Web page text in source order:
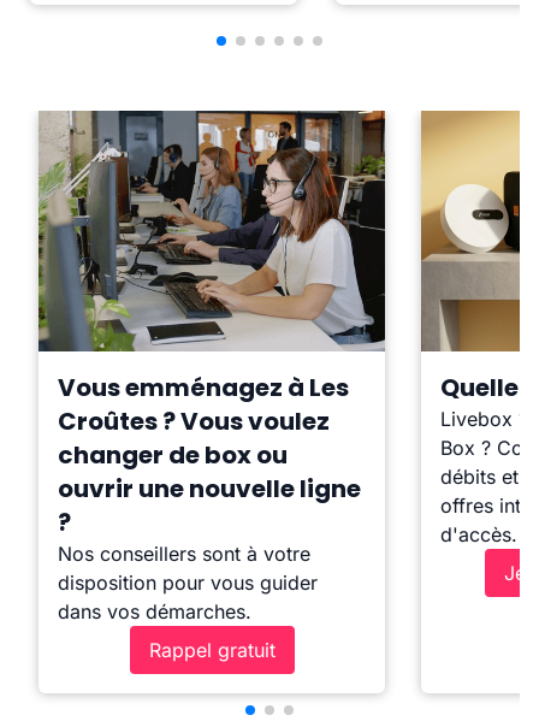
Vous emménagez à Les
Croûtes ? Vous voulez
changer de box ou
ouvrir une nouvelle ligne
?
Nos conseillers sont à votre
disposition pour vous guider
dans vos démarches.
Rappel gratuit
Quelle
Livebox ?
Box ?
débits et
offres
d'accès.
Je